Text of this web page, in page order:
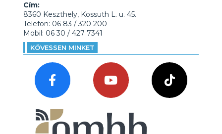
Cím:
8360 Keszthely, Kossuth L. u. 45.
Telefon: 06 83 / 320 200
Mobil: 06 30 / 427 7341
KÖVESSEN MINKET